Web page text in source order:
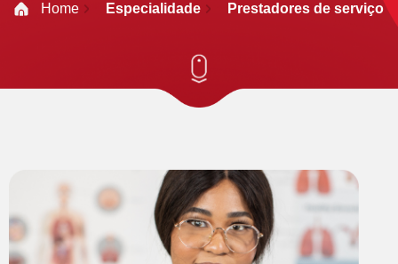
Home Especialidade Prestadores de serviço